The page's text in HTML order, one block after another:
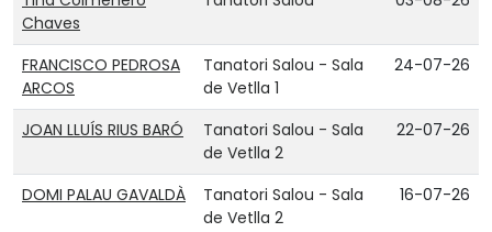
Chaves
FRANCISCO PEDROSA
ARCOS
Tanatori Salou - Sala
de Vetlla 1
24-07-26
JOAN LLUÍS RIUS BARÓ
Tanatori Salou - Sala
de Vetlla 2
22-07-26
DOMI PALAU GAVALDÀ
Tanatori Salou - Sala
de Vetlla 2
16-07-26